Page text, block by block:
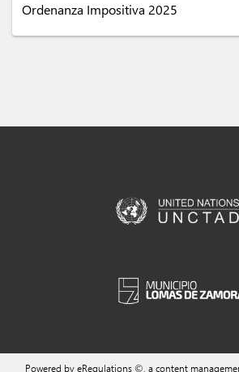
Ordenanza Impositiva 2025
Powered by eRegulations ©, a content